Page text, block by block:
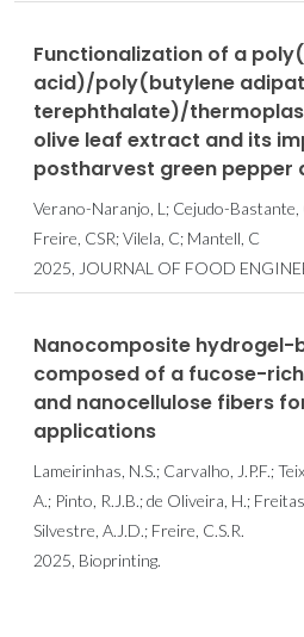
Functionalization of a
acid)/poly(butylene
terephthalate)/
olive leaf extract and its
postharvest green pepper
Verano-Naranjo, L; Cejudo-Bastante,
Freire, CSR; Vilela, C; Mantell, C
2025, JOURNAL OF FOOD
Nanocomposite hydrogel-
composed of a fucose-
and nanocellulose fibers
applications
Lameirinhas, N.S.; Carvalho, J.P.F.;
A.; Pinto, R.J.B.; de Oliveira, H.;
Silvestre, A.J.D.; Freire, C.S.R.
2025, Bioprinting.